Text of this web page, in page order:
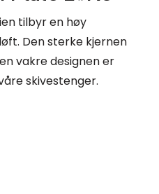
tilbyr en høy
Den sterke kjernen
vakre designen er
skivestenger.